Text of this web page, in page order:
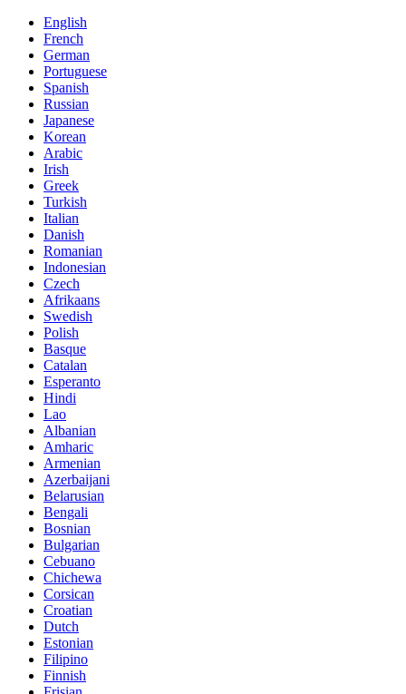
English
French
German
Portuguese
Spanish
Russian
Japanese
Korean
Arabic
Irish
Greek
Turkish
Italian
Danish
Romanian
Indonesian
Czech
Afrikaans
Swedish
Polish
Basque
Catalan
Esperanto
Hindi
Lao
Albanian
Amharic
Armenian
Azerbaijani
Belarusian
Bengali
Bosnian
Bulgarian
Cebuano
Chichewa
Corsican
Croatian
Dutch
Estonian
Filipino
Finnish